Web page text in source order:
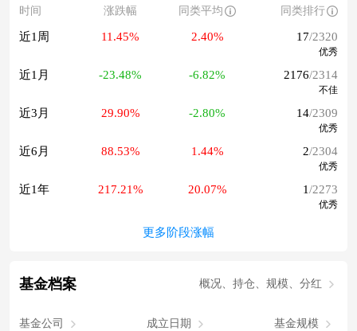
时间 涨跌幅 同类平均 同类排行
近1周 11.45% 2.40% 17/2320
优秀
近1月 -23.48% -6.82% 2176/2314
不佳
近3月 29.90% -2.80% 14/2309
优秀
近6月 88.53% 1.44% 2/2304
优秀
近1年 217.21% 20.07% 1/2273
优秀
更多阶段涨幅
基金档案 概况、持仓、规模、分红
基金公司 成立日期 基金规模